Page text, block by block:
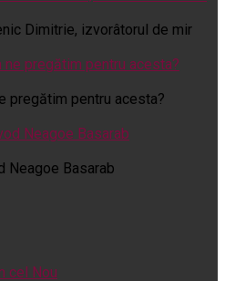
Dimitrie, izvorâtorul de mir
pregătim pentru acesta?
Neagoe Basarab